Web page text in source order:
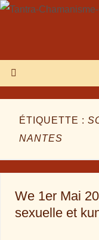
ÉTIQUETTE :
NANTES
We 1er Mai
sexuelle et